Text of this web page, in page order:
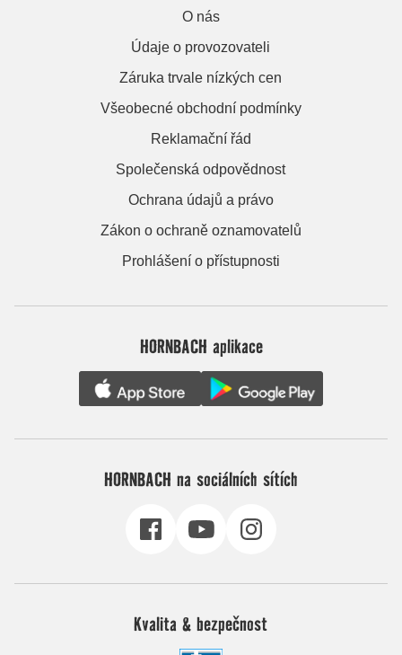
O nás
Údaje o provozovateli
Záruka trvale nízkých cen
Všeobecné obchodní podmínky
Reklamační řád
Společenská odpovědnost
Ochrana údajů a právo
Zákon o ochraně oznamovatelů
Prohlášení o přístupnosti
HORNBACH aplikace
HORNBACH na sociálních sítích
Kvalita & bezpečnost